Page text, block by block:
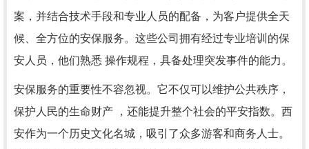
案，并结合技术手段和专业人员的配备，为客户提供全天
候、全方位的安保服务。这些公司拥有经过专业培训的保
安人员，他们熟悉 操作规程，具备处理突发事件的能力。
安保服务的重要性不容忽视。它不仅可以维护公共秩序，
保护人民的生命财产 ，还能提升整个社会的平安指数。西
安作为一个历史文化名城，吸引了众多游客和商务人士。